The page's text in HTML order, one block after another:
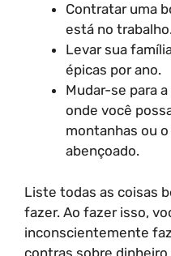
Contratar uma
está no
Levar sua
épicas por ano.
Mudar-se para
onde você
montanhas ou
abençoado.
Liste todas as coisas
fazer. Ao fazer isso,
inconscientemente
contras sobre